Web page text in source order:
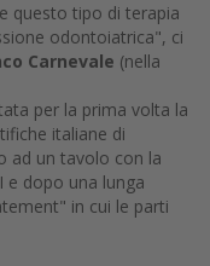
questo tipo di terapia
odontoiatrica", ci
Carnevale (nella
per la prima volta la
italiane di
ad un tavolo con la
e dopo una lunga
in cui le parti